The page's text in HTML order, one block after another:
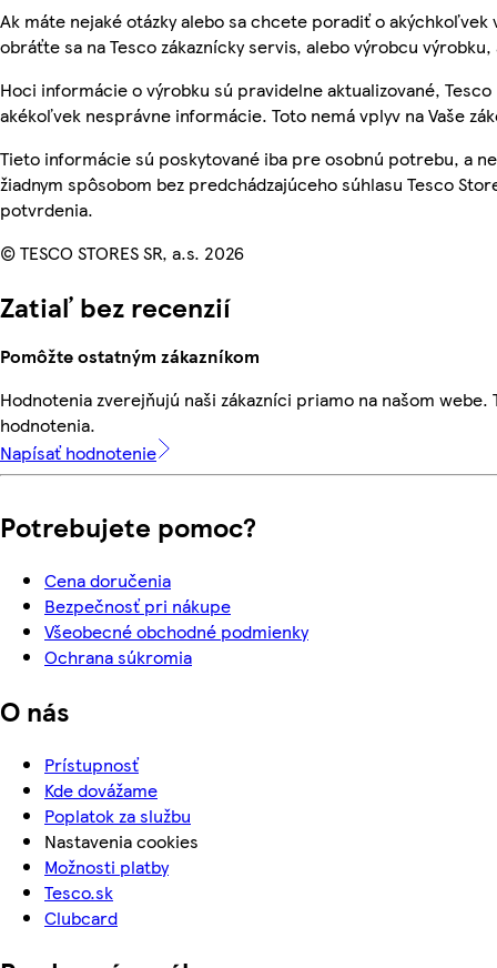
Ak máte nejaké otázky alebo sa chcete poradiť o akýchkoľvek
obráťte sa na Tesco zákaznícky servis, alebo výrobcu
Hoci informácie o výrobku sú pravidelne aktualizované,
akékoľvek nesprávne informácie. Toto nemá vplyv na Vaše
Tieto informácie sú poskytované iba pre osobnú potrebu, a
žiadnym spôsobom bez predchádzajúceho súhlasu Tesco
potvrdenia.
© TESCO STORES SR, a.s. 2026
Zatiaľ bez recenzií
Pomôžte ostatným zákazníkom
Hodnotenia zverejňujú naši zákazníci priamo na našom
hodnotenia.
Napísať hodnotenie
Potrebujete pomoc?
Cena doručenia
Bezpečnosť pri nákupe
Všeobecné obchodné podmienky
Ochrana súkromia
O nás
Prístupnosť
Kde dovážame
Poplatok za službu
Nastavenia cookies
Možnosti platby
Tesco.sk
Clubcard